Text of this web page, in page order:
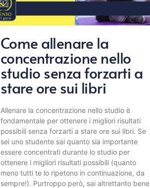
Come allenare la
concentrazione nello
studio senza forzarti a
stare ore sui libri
Allenare la concentrazione nello studio è
fondamentale per ottenere i migliori risultati
possibili senza forzarti a stare ore sui libri. Se
sei uno studente sai quanto sia importante
essere concentrati durante lo studio per
ottenere i migliori risultati possibili (quanto
meno tutti te lo ripetono in continuazione, da
sempre!). Purtroppo però, sai altrettanto bene